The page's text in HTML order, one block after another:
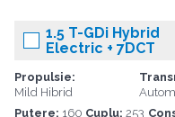
1.5 T-GDi Hybrid
Electric + 7DCT
Propulsie:
Mild Hibrid
Putere: 160 Cuplu:253